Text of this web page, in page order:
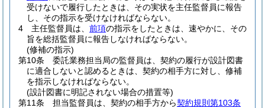
受けないで履行したときは、その実状を主任監督員に報告
し、その指示を受けなければならない。
4
主任監督員は、 前項の指示をしたときは、速やかに、その
旨を総括監督員に報告しなければならない。
(修補の指示)
第10条
委託業務担当局の監督員は、契約の履行が設計図書
に適合しないと認めるときは、契約の相手方に対し、修補
を指示しなければならない。
(設計図書に明記されない場合の措置等)
第11条
担当監督員は、契約の相手方から契約規則第103条